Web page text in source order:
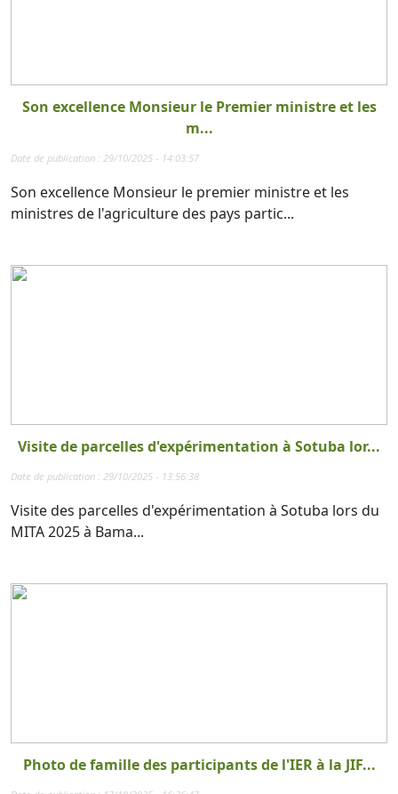
Son excellence Monsieur le Premier ministre et les
m...
Date de publication : 29/10/2025 - 14:03:57
Son excellence Monsieur le premier ministre et les
ministres de l'agriculture des pays partic...
Visite de parcelles d'expérimentation à Sotuba lor...
Date de publication : 29/10/2025 - 13:56:38
Visite des parcelles d'expérimentation à Sotuba lors du
MITA 2025 à Bama...
Photo de famille des participants de l'IER à la JIF...